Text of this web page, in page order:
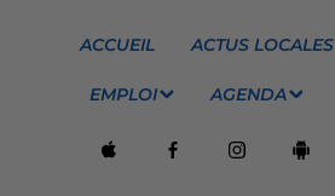
ACCUEIL ACTUS LOCALES
EMPLOI AGENDA